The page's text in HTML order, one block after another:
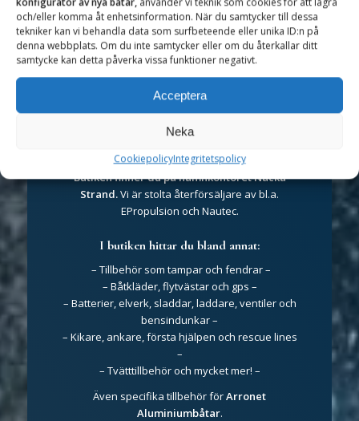
och/eller komma åt enhetsinformation. När du samtycker till dessa
tekniker kan vi behandla data som surfbeteende eller unika ID:n på
denna webbplats. Om du inte samtycker eller om du återkallar ditt
samtycke kan detta påverka vissa funktioner negativt.
Acceptera
Neka
CookiepolicyIntegritetspolicy
efter ett eventuellt köp.
Kontakta oss
Hamnbutiken
Butiken finner du på hamnkontoret Nacka
Strand.Vi är stolta återförsäljare av bl.a.
EPropulsion och Nautec.
I butiken hittar du bland annat:
– Tillbehör som tampar och fendrar –
– Båtkläder, flytvästar och gps –
– Batterier, elverk, sladdar, laddare, ventiler och
bensindunkar –
– Kikare, ankare, första hjälpen och rescue lines
–
– Tvätttillbehör och mycket mer! –
Även specifika tillbehör förArronet
Aluminiumbåtar.